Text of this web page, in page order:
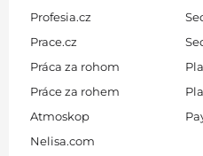
Profesia.cz
Prace.cz
Práca za rohom
Práce za rohem
Atmoskop
Nelisa.com